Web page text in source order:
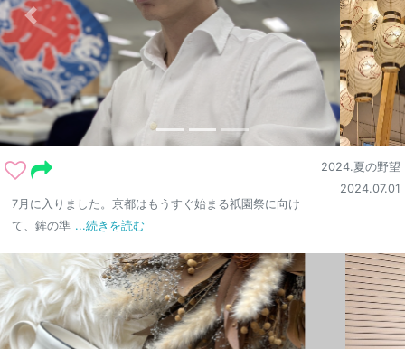
2024.夏の野望
2024.07.01
7月に入りました。京都はもうすぐ始まる祇園祭に向け
て、鉾の準 ...続きを読む